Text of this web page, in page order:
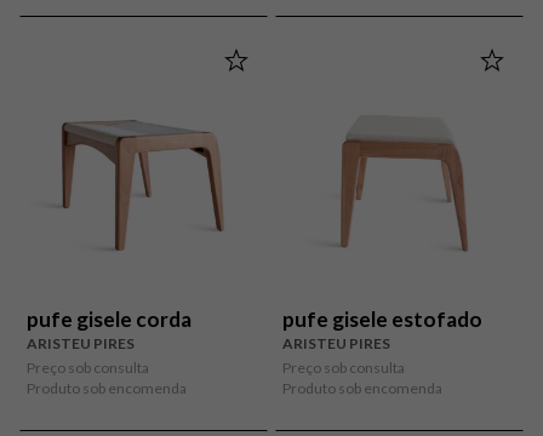
pufe gisele corda
ARISTEU PIRES
Preço sob consulta
Produto sob encomenda
pufe gisele estofado
ARISTEU PIRES
Preço sob consulta
Produto sob encomenda